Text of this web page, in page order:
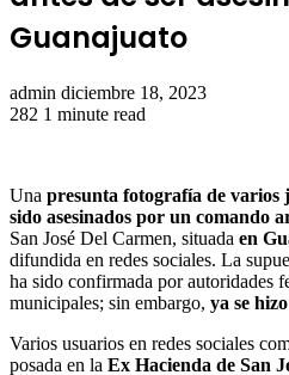
Guanajuato
admin Send
an
diciembre 18, 2023
282 1 minute read
Una presunta fotografía de varios
sido asesinados por un comando
San José Del Carmen, situada en
difundida en redes sociales. La
ha sido confirmada por autoridades
municipales; sin embargo, ya se
Varios usuarios en redes sociales
posada en la Ex Hacienda de San